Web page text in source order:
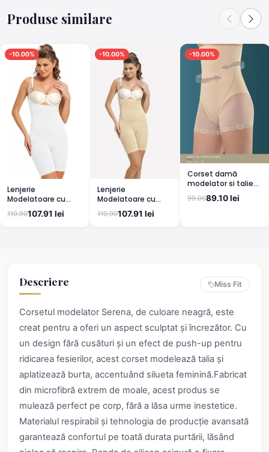
Produse similare
-10.00%
Lenjerie
Modelatoare cu
Efect de Slăbire -
Alb
119.90107.91 lei
-10.00%
Lenjerie
Modelatoare cu
Efect de Slăbire -
Bej
119.90107.91 lei
-10.00%
Corset damă
modelator si talie
înaltă, culoare bej
99.0089.10 lei
Descriere Miss Fit
Corsetul modelator Serena, de culoare neagră, este
creat pentru a oferi un aspect sculptat și încrezător. Cu
un design fără cusături și un efect de push-up pentru
ridicarea fesierilor, acest corset modelează talia și
aplatizează burta, accentuând silueta feminină.Fabricat
din microfibră extrem de moale, acest produs se
mulează perfect pe corp, fără a lăsa urme inestetice.
Materialul respirabil și tehnologia de producție avansată
garantează confortul pe toată durata purtării, lăsând